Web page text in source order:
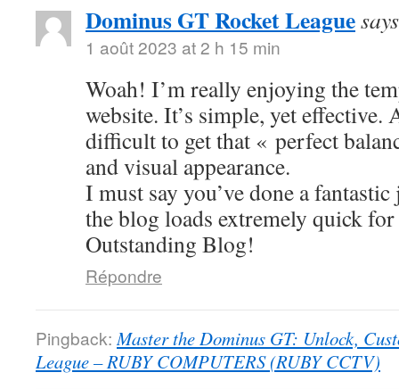
Dominus GT Rocket League
1 août 2023 at 2 h 15 min
Woah! I’m really enjoying the
website. It’s simple, yet effective.
difficult to get that « perfect
and visual appearance.
I must say you’ve done a
the blog loads extremely quick
Outstanding Blog!
Répondre
Pingback: Master the Dominus GT: Unlock,
League – RUBY COMPUTERS (RUBY CCTV)